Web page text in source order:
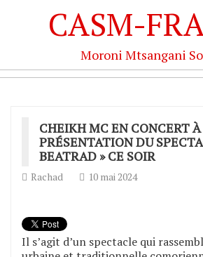
CASM-
Moroni Mtsangani
CHEIKH MC EN CONCERT
PRÉSENTATION DU
BEATRAD » CE SOIR
Rachad 10 mai 2024
Il s’agit d’un spectacle qui